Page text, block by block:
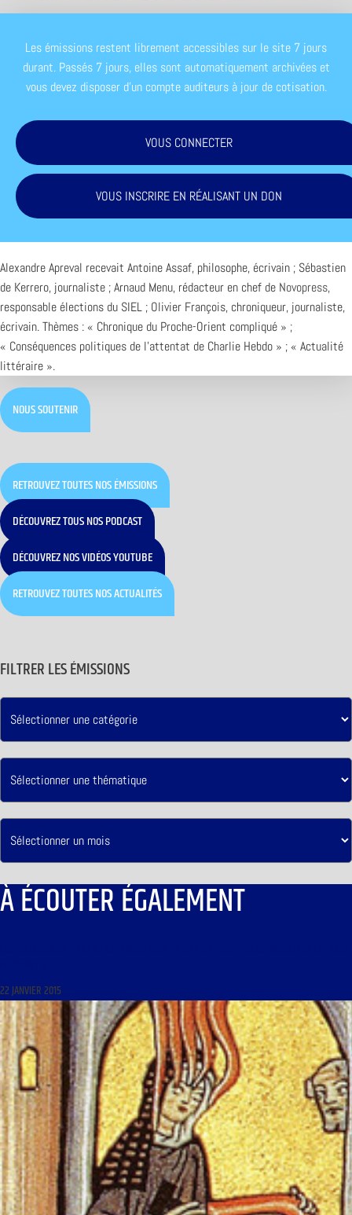
Les émissions restent librement accessibles sur le site 7 jours
durant. Passés 7 jours, elles sont automatiquement archivées et
vous devez disposer d'un compte auditeurs à jour de cotisation.
VOUS CONNECTER
VOUS INSCRIRE EN RÉALISANT UN DON
Alexandre Apreval recevait Antoine Assaf, philosophe, écrivain ; Sébastien
de Kerrero, journaliste ; Arnaud Menu, rédacteur en chef de Novopress,
responsable élections du SIEL ; Olivier François, chroniqueur, journaliste,
écrivain. Thèmes : « Chronique du Proche-Orient compliqué » ;
« Conséquences politiques de l’attentat de Charlie Hebdo » ; « Actualité
littéraire ».
NOUS SOUTENIR
RETROUVEZ TOUTES NOS ÉMISSIONS
DÉCOUVREZ TOUS NOS PODCAST
DÉCOUVREZ NOS VIDÉOS YOUTUBE
RETROUVEZ TOUTES NOS ACTUALITÉS
FILTRER LES ÉMISSIONS
À ÉCOUTER ÉGALEMENT
22 JANVIER 2015